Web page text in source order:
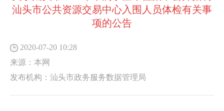
汕头市公共资源交易中心入围人员体检有关事
项的公告
2020-07-20 10:28
来源： 本网
发布机构： 汕头市政务服务数据管理局